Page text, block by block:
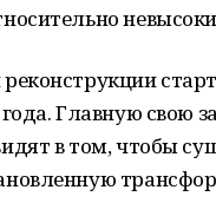
года. Главную свою
в том, чтобы